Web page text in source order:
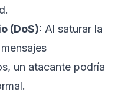
(DoS): Al saturar la
un atacante podría